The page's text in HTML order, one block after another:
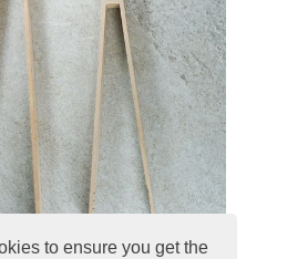
to ensure you get the